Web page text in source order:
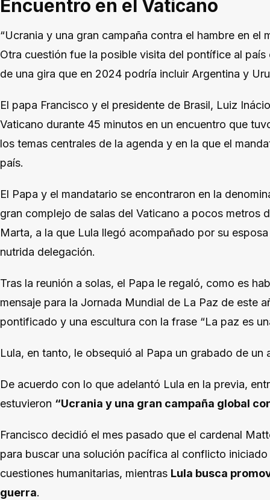
Encuentro en el Vaticano
“Ucrania y una gran campaña contra el hambre en el
Otra cuestión fue la posible visita del pontífice al
de una gira que en 2024 podría incluir Argentina y
El papa Francisco y el presidente de Brasil, Luiz
Vaticano durante 45 minutos en un encuentro que
los temas centrales de la agenda y en la que el
país.
El Papa y el mandatario se encontraron en la
gran complejo de salas del Vaticano a pocos metros
Marta, a la que Lula llegó acompañado por su esposa
nutrida delegación.
Tras la reunión a solas, el Papa le regaló, como es
mensaje para la Jornada Mundial de La Paz de este
pontificado y una escultura con la frase “La paz es
Lula, en tanto, le obsequió al Papa un grabado de un
De acuerdo con lo que adelantó Lula en la previa,
estuvieron “Ucrania y una gran campaña global
Francisco decidió el mes pasado que el cardenal
para buscar una solución pacífica al conflicto
cuestiones humanitarias, mientras Lula busca
guerra.